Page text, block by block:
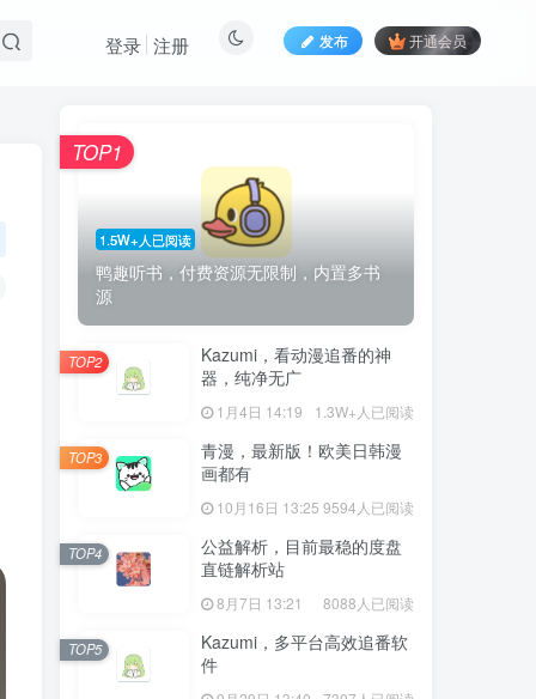
发布 开通会员
登录 注册
1.5W+人已阅读
鸭趣听书，付费资源无限制，内置多书
源
TOP1
Kazumi，看动漫追番的神
器，纯净无广
1月4日 14:19 1.3W+人已阅读
TOP2
青漫，最新版！欧美日韩漫
画都有
10月16日 13:25 9594人已阅读
TOP3
公益解析，目前最稳的度盘
直链解析站
8月7日 13:21 8088人已阅读
TOP4
Kazumi，多平台高效追番软
件
TOP5